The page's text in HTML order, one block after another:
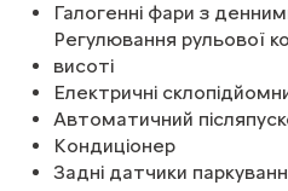
Галогенні фари з
Регулювання рульової
висоті
Електричні
Автоматичний
Кондиціонер
Задні датчики